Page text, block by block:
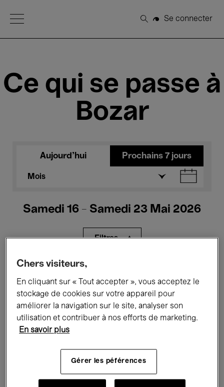
Open Menu
Rechercher
Se connecter
Ce qui se passe à
Bozar
Aujourd'hui Prochains 7 jours
Mois
Samedi 16 - Samedi 23 Mai 2026
Filtres
Expositions Films Performances
Rencontres & Débats Jazz
Musique électronique
Chers visiteurs,
En cliquant sur « Tout accepter », vous acceptez le
stockage de cookies sur votre appareil pour
améliorer la navigation sur le site, analyser son
utilisation et contribuer à nos efforts de marketing.
En savoir plus
Gérer les péférences